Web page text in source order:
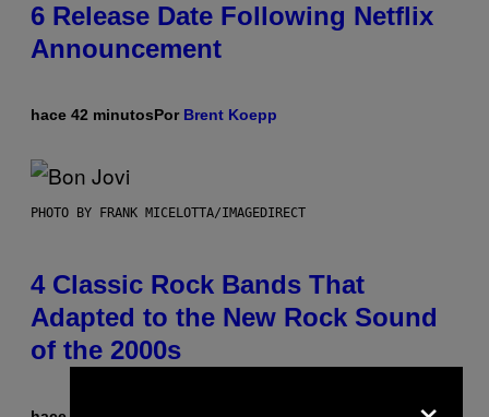
6 Release Date Following Netflix
Announcement
hace 42 minutosPor Brent Koepp
PHOTO BY FRANK MICELOTTA/IMAGEDIRECT
4 Classic Rock Bands That
Adapted to the New Rock Sound
of the 2000s